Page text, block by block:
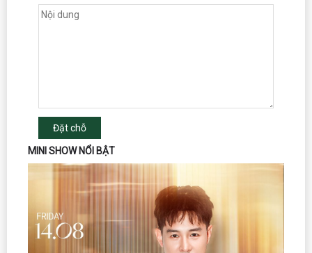
Đặt chỗ
MINI SHOW NỔI BẬT